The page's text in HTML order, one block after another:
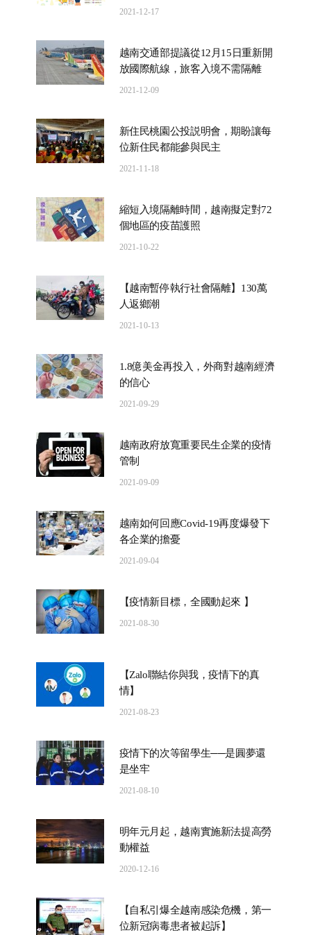
2021-12-17
越南交通部提議從12月15日重新開
放國際航線，旅客入境不需隔離
2021-12-09
新住民桃園公投説明會，期盼讓每
位新住民都能參與民主
2021-11-18
縮短入境隔離時間，越南擬定對72
個地區的疫苗護照
2021-10-22
【越南暫停執行社會隔離】130萬
人返鄉潮
2021-10-13
1.8億美金再投入，外商對越南經濟
的信心
2021-09-29
越南政府放寬重要民生企業的疫情
管制
2021-09-09
越南如何回應Covid-19再度爆發下
各企業的擔憂
2021-09-04
【疫情新目標，全國動起來 】
2021-08-30
【Zalo聯結你與我，疫情下的真
情】
2021-08-23
疫情下的次等留學生──是圓夢還
是坐牢
2021-08-10
明年元月起，越南實施新法提高勞
動權益
2020-12-16
【自私引爆全越南感染危機，第一
位新冠病毒患者被起訴】